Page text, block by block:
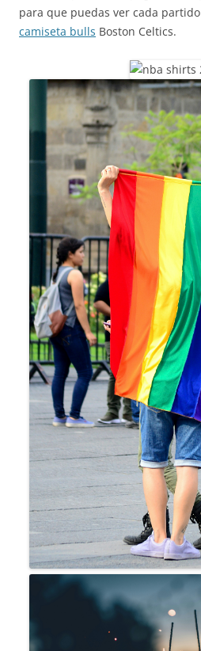
para que puedas ver cada
camiseta bulls Boston Celtics.